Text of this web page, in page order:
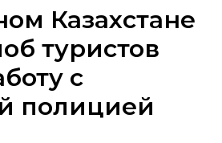
Казахстане
туристов
с
полицией